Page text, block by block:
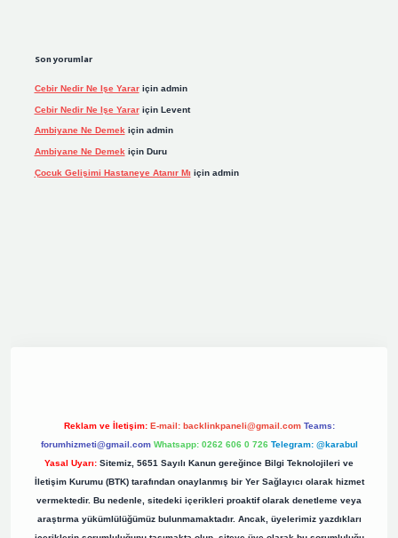
Son yorumlar
Cebir Nedir Ne Işe Yarariçin admin
Cebir Nedir Ne Işe Yarariçin Levent
Ambiyane Ne Demekiçin admin
Ambiyane Ne Demek için Duru
Çocuk Gelişimi Hastaneye Atanır Mı için admin
Reklam ve İletişim: E-mail: backlinkpaneli@gmail.com Teams:
forumhizmeti@gmail.com Whatsapp: 0262 606 0 726 Telegram: @karabul
Yasal Uyarı: Sitemiz, 5651 Sayılı Kanun gereğince Bilgi Teknolojileri ve
İletişim Kurumu (BTK) tarafından onaylanmış bir Yer Sağlayıcı olarak hizmet
vermektedir. Bu nedenle, sitedeki içerikleri proaktif olarak denetleme veya
araştırma yükümlülüğümüz bulunmamaktadır. Ancak, üyelerimiz yazdıkları